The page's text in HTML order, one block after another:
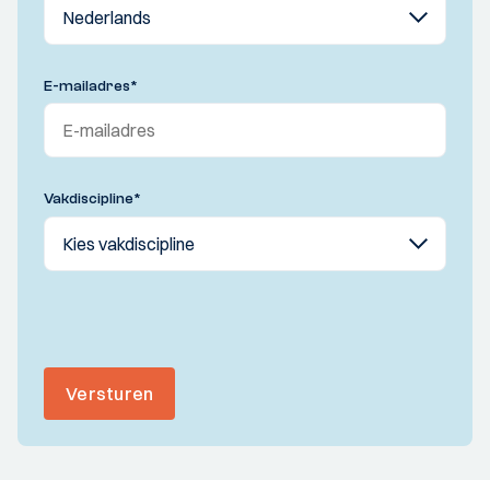
E-mailadres*
Vakdiscipline*
Versturen